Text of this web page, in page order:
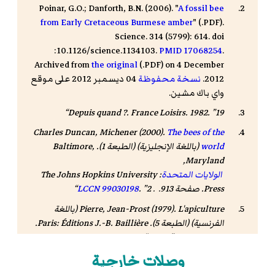
Poinar, G.O.; Danforth, B.N. (2006). "A fossil bee
from Early Cretaceous Burmese amber" (.PDF).
Science. 314 (5799): 614. doi
:10.1126/science.1134103.PMID 17068254.
Archived fromthe original(.PDF) on 4 December
2012. نسخة محفوظة
04 ديسمبر 2012 على موقع
واي باك مشين.
Depuis quand ?. France Loisirs. 1982. 19
Charles Duncan, Michener (2000). The bees of the
world
(باللغة الإنجليزية) (الطبعة 1). Baltimore,
Maryland,
الولايات المتحدة : The Johns Hopkins University
Press. صفحة 913. .
LCCN99030198. 2
Pierre, Jean-Prost (1979).L'apiculture
(باللغة
الفرنسية) (الطبعة 5). Paris: Éditions J.-B. Baillière.
صفحة 498. .
83-84
(بالإنجليزية)Anne Mitchell, «
Africanized Killer
وصلات خارجية